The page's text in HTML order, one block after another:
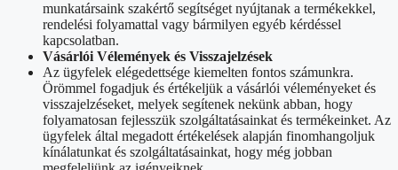
munkatársaink szakértő segítséget nyújtanak a termékekkel,
rendelési folyamattal vagy bármilyen egyéb kérdéssel
kapcsolatban.
Vásárlói Vélemények és Visszajelzések
Az ügyfelek elégedettsége kiemelten fontos számunkra.
Örömmel fogadjuk és értékeljük a vásárlói véleményeket és
visszajelzéseket, melyek segítenek nekünk abban, hogy
folyamatosan fejlesszük szolgáltatásainkat és termékeinket. Az
ügyfelek által megadott értékelések alapján finomhangoljuk
kínálatunkat és szolgáltatásainkat, hogy még jobban